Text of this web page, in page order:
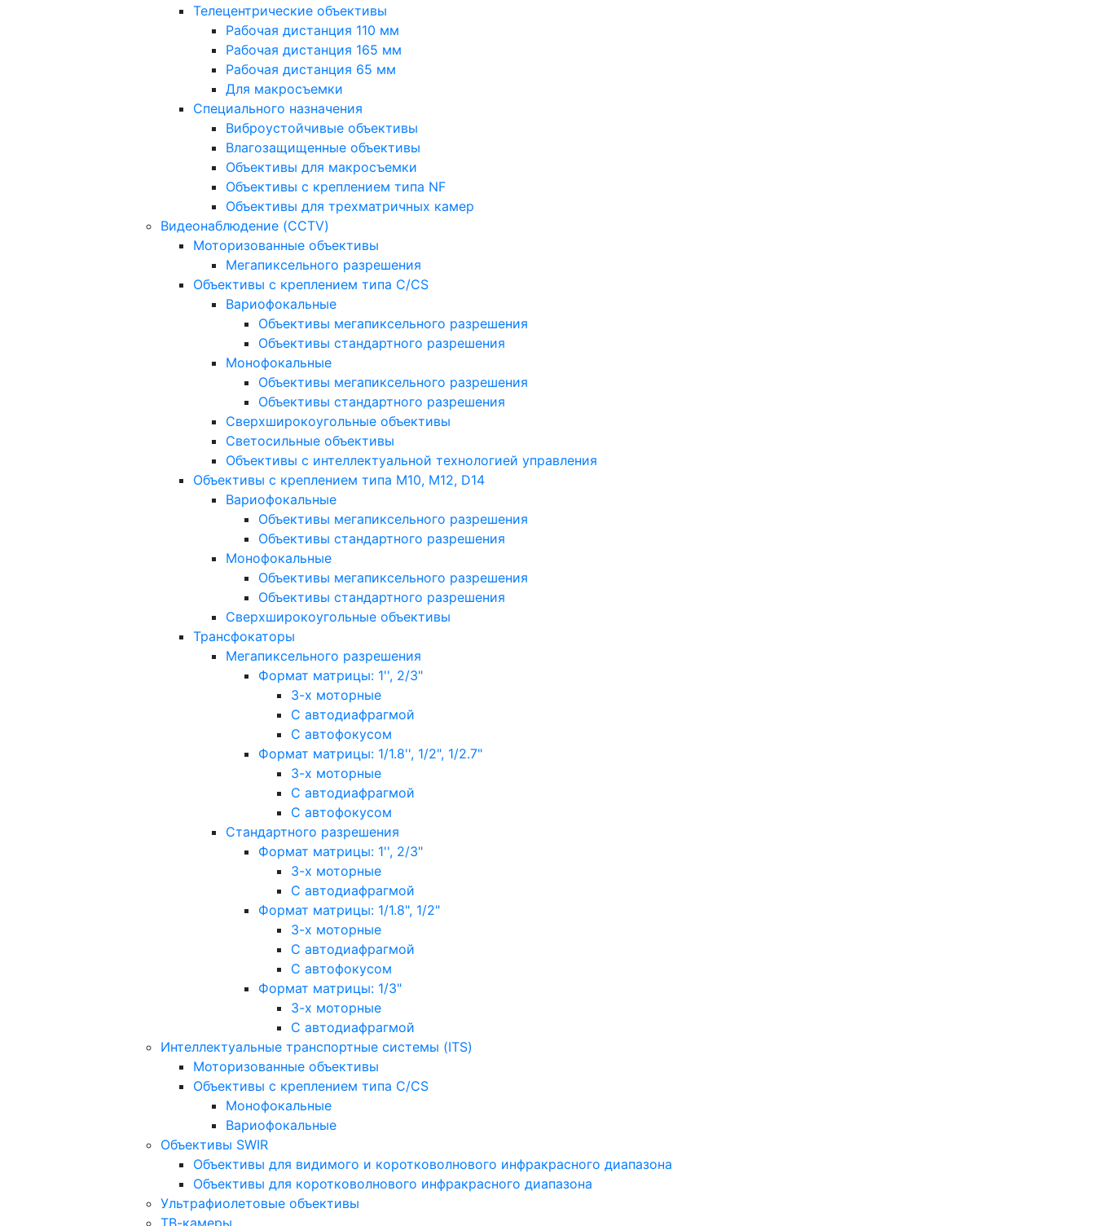
Телецентрические объективы
Рабочая дистанция 110 мм
Рабочая дистанция 165 мм
Рабочая дистанция 65 мм
Для макросъемки
Специального назначения
Виброустойчивые объективы
Влагозащищенные объективы
Объективы для макросъемки
Объективы с креплением типа NF
Объективы для трехматричных камер
Видеонаблюдение (CCTV)
Моторизованные объективы
Мегапиксельного разрешения
Объективы с креплением типа C/CS
Вариофокальные
Объективы мегапиксельного разрешения
Объективы стандартного разрешения
Монофокальные
Объективы мегапиксельного разрешения
Объективы стандартного разрешения
Сверхширокоугольные объективы
Светосильные объективы
Объективы с интеллектуальной технологией управления
Объективы с креплением типа M10, M12, D14
Вариофокальные
Объективы мегапиксельного разрешения
Объективы стандартного разрешения
Монофокальные
Объективы мегапиксельного разрешения
Объективы стандартного разрешения
Сверхширокоугольные объективы
Трансфокаторы
Мегапиксельного разрешения
Формат матрицы: 1'', 2/3"
3-х моторные
С автодиафрагмой
С автофокусом
Формат матрицы: 1/1.8'', 1/2", 1/2.7"
3-х моторные
С автодиафрагмой
С автофокусом
Стандартного разрешения
Формат матрицы: 1'', 2/3"
3-х моторные
С автодиафрагмой
Формат матрицы: 1/1.8", 1/2"
3-х моторные
С автодиафрагмой
С автофокусом
Формат матрицы: 1/3"
3-х моторные
С автодиафрагмой
Интеллектуальные транспортные системы (ITS)
Моторизованные объективы
Объективы с креплением типа C/CS
Монофокальные
Вариофокальные
Объективы SWIR
Объективы для видимого и коротковолнового инфракрасного диапазона
Объективы для коротковолнового инфракрасного диапазона
Ультрафиолетовые объективы
ТВ-камеры